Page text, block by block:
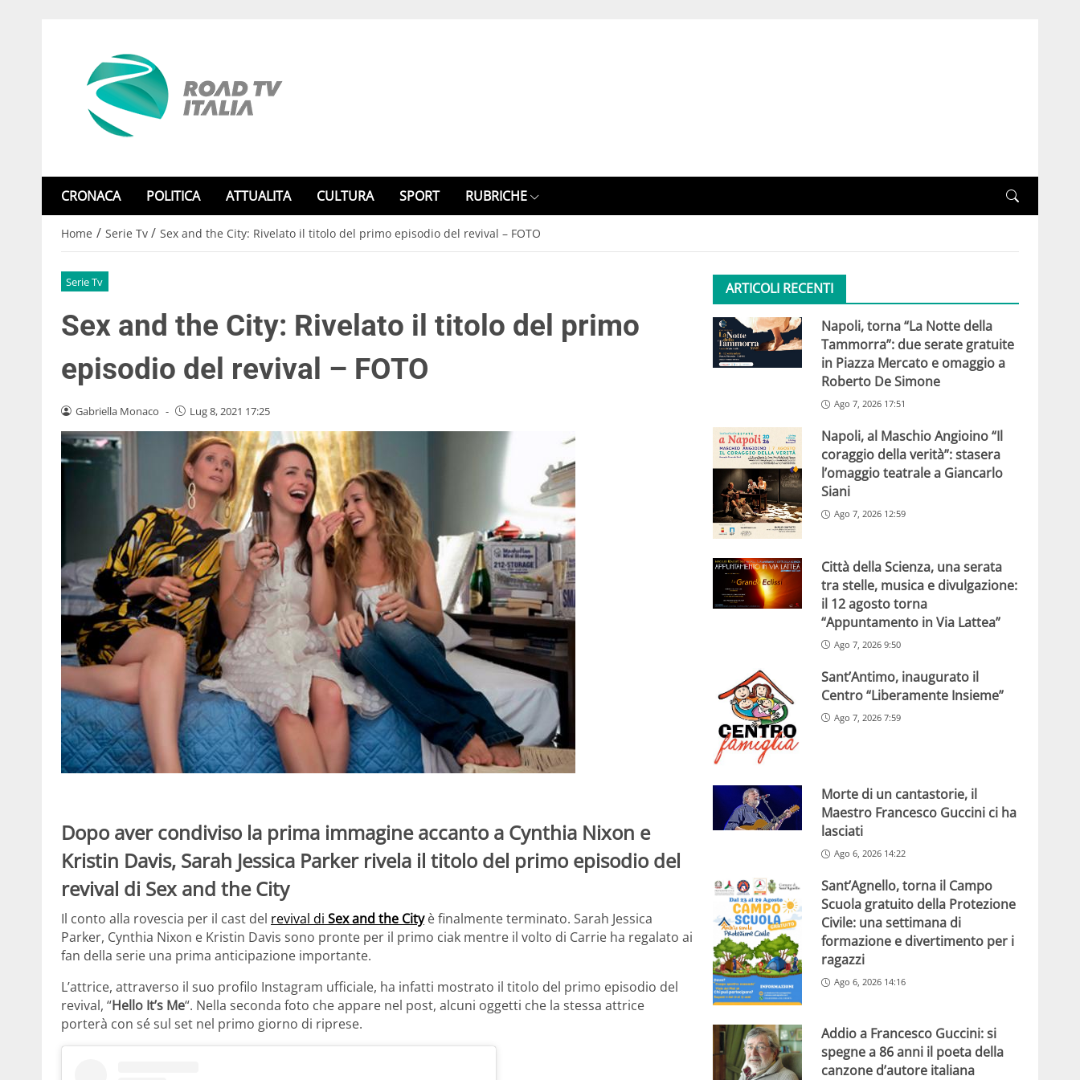
CRONACA POLITICA ATTUALITA CULTURA SPORT RUBRICHE
Home / Serie Tv / Sex and the City: Rivelato il titolo del primo episodio del revival – FOTO
Serie Tv
Sex and the City: Rivelato il titolo del primo
episodio del revival – FOTO
Gabriella Monaco - Lug 8, 2021 17:25
Dopo aver condiviso la prima immagine accanto a Cynthia Nixon e
Kristin Davis, Sarah Jessica Parker rivela il titolo del primo episodio del
revival di Sex and the City
Il conto alla rovescia per il cast del revival di Sex and the Cityè finalmente terminato. Sarah Jessica
Parker, Cynthia Nixon e Kristin Davis sono pronte per il primo ciak mentre il volto di Carrie ha regalato ai
fan della serie una prima anticipazione importante.
L’attrice, attraverso il suo profilo Instagram ufficiale, ha infatti mostrato il titolo del primo episodio del
revival, “Hello It’s Me“. Nella seconda foto che appare nel post, alcuni oggetti che la stessa attrice
porterà con sé sul set nel primo giorno di riprese.
ARTICOLI RECENTI
Napoli, torna “La Notte della
Tammorra”: due serate gratuite
in Piazza Mercato e omaggio a
Roberto De Simone
Ago 7, 2026 17:51
Napoli, al Maschio Angioino “Il
coraggio della verità”: stasera
l’omaggio teatrale a Giancarlo
Siani
Ago 7, 2026 12:59
Città della Scienza, una serata
tra stelle, musica e divulgazione:
il 12 agosto torna
“Appuntamento in Via Lattea”
Ago 7, 2026 9:50
Sant’Antimo, inaugurato il
Centro “Liberamente Insieme”
Ago 7, 2026 7:59
Morte di un cantastorie, il
Maestro Francesco Guccini ci ha
lasciati
Ago 6, 2026 14:22
Sant’Agnello, torna il Campo
Scuola gratuito della Protezione
Civile: una settimana di
formazione e divertimento per i
ragazzi
Ago 6, 2026 14:16
Addio a Francesco Guccini: si
spegne a 86 anni il poeta della
canzone d’autore italiana